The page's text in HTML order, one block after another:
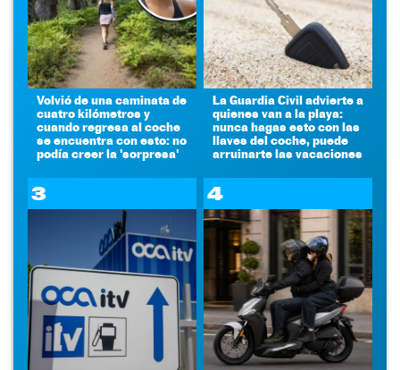
Volvió de una caminata de
cuatro kilómetros y
cuando regresa al coche
se encuentra con esto: no
podía creer la 'sorpresa'
La Guardia Civil advierte a
quienes van a la playa:
nunca hagas esto con las
llaves del coche, puede
arruinarte las vacaciones
3 4